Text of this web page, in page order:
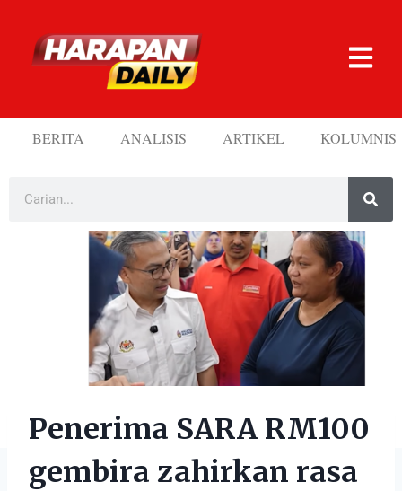
BERITA ANALISIS ARTIKEL KOLUMNIS
Penerima SARA RM100
gembira zahirkan rasa